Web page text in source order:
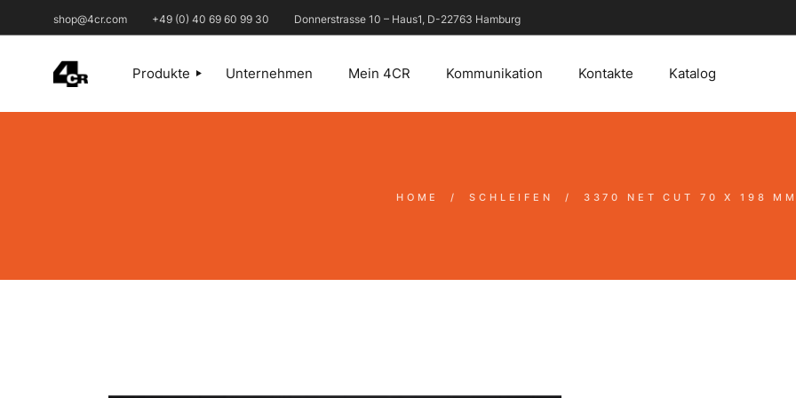
shop@4cr.com +49 (0) 40 69 60 99 30 Donnerstrasse 10 – Haus1, D-22763 Hamburg
Produkte Unternehmen Mein 4CR Kommunikation Kontakte Katalog
HOME SCHLEIFEN 3370 NET CUT 70 X 198 MM